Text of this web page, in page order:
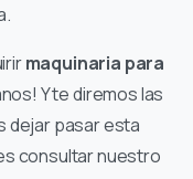
maquinaria para
Y te diremos las
dejar pasar esta
consultar nuestro